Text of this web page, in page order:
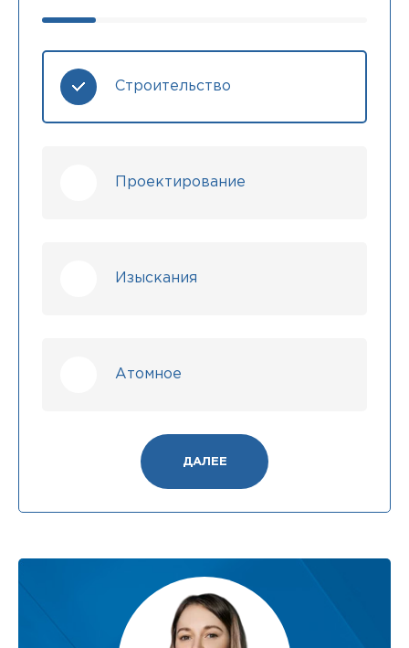
Строительство
Проектирование
Изыскания
Атомное
ДАЛЕЕ